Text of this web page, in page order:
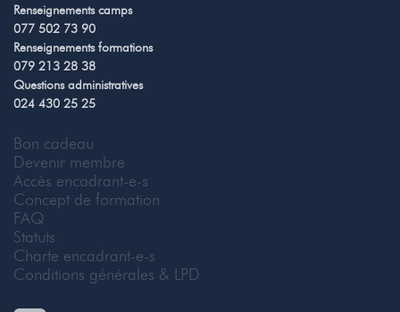
Renseignements camps
077 502 73 90
Renseignements formations
079 213 28 38
Questions administratives
024 430 25 25
Bon cadeau
Devenir membre
Accès encadrant-e-s
Concept de formation
FAQ
Statuts
Charte encadrant-e-s
Conditions générales & LPD